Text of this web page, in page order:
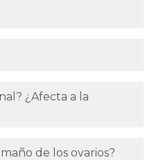
¿Afecta a la
de los ovarios?